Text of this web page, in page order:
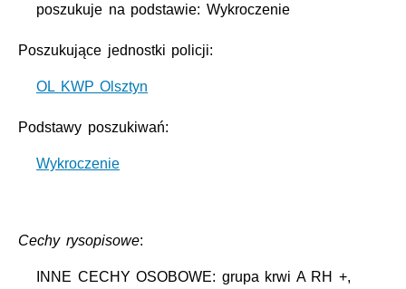
poszukuje na podstawie: Wykroczenie
Poszukujące jednostki policji:
OL KWP Olsztyn
Podstawy poszukiwań:
Wykroczenie
Cechy rysopisowe:
INNE CECHY OSOBOWE: grupa krwi A RH +,